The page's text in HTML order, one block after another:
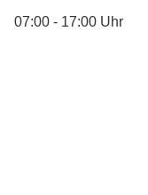
07:00 - 17:00 Uhr